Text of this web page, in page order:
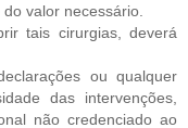
valor necessário.
tais cirurgias, deverá
ou qualquer
das intervenções,
não credenciado ao